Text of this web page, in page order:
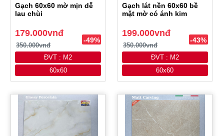
Gạch 60x60 mờ mịn dễ
lau chùi
179.000vnđ
350.000vnđ
-49%
ĐVT : M2
60x60
Gạch lát nền 60x60 bề
mặt mờ có ánh kim
199.000vnđ
350.000vnđ
-43%
ĐVT : M2
60x60